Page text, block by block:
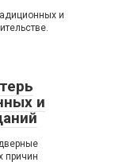
и
и
причин